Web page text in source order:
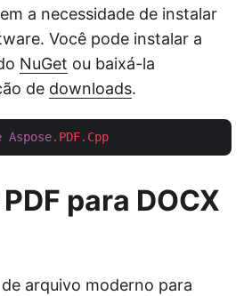
a necessidade de instalar
Você pode instalar a
NuGet ou baixá-la
de downloads.
Aspose.PDF.Cpp
para DOCX
arquivo moderno para